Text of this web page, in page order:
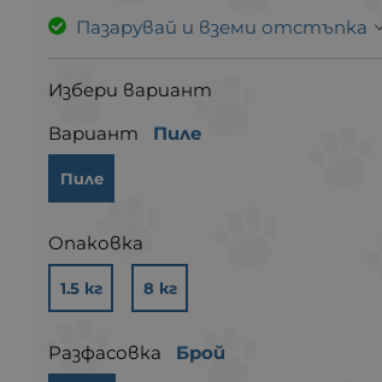
Пазарувай и вземи отстъпка
Избери вариант
Вариант
Пиле
Пиле
Опаковка
1.5 кг 8 кг
Разфасовка Брой